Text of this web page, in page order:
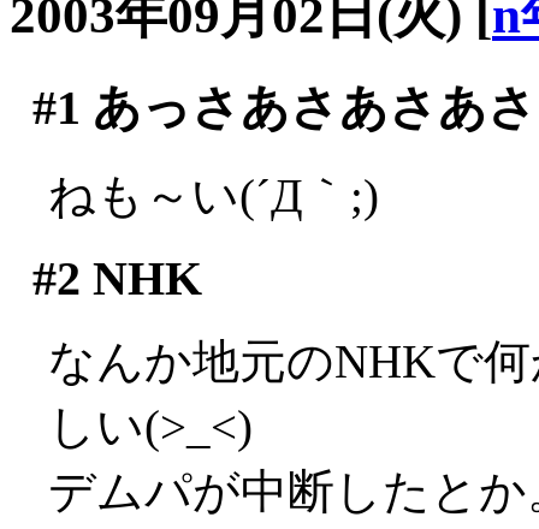
2003年09月02日(火) [n
#1 あっさあさあさあ
ねも～い(´Д｀;)
#2 NHK
なんか地元のNHKで
しい(>_<)
デムパが中断したと